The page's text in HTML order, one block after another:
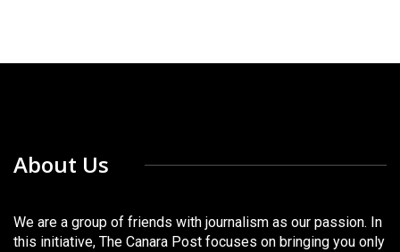
About Us
We are a group of friends with journalism as our passion. In
this initiative, The Canara Post focuses on bringing you only